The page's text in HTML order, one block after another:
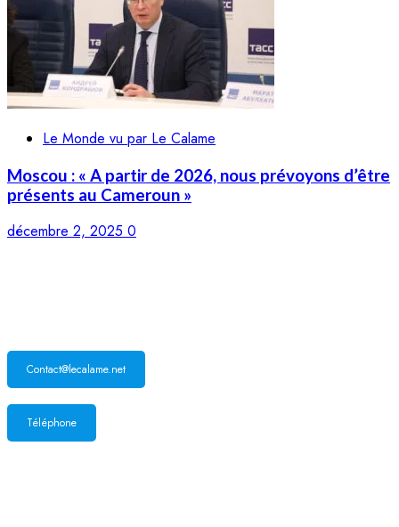
Le Monde vu par Le Calame
Moscou : « A partir de 2026, nous prévoyons d’être
présents au Cameroun »
décembre 2, 2025 0
Contact@lecalame.net
Téléphone